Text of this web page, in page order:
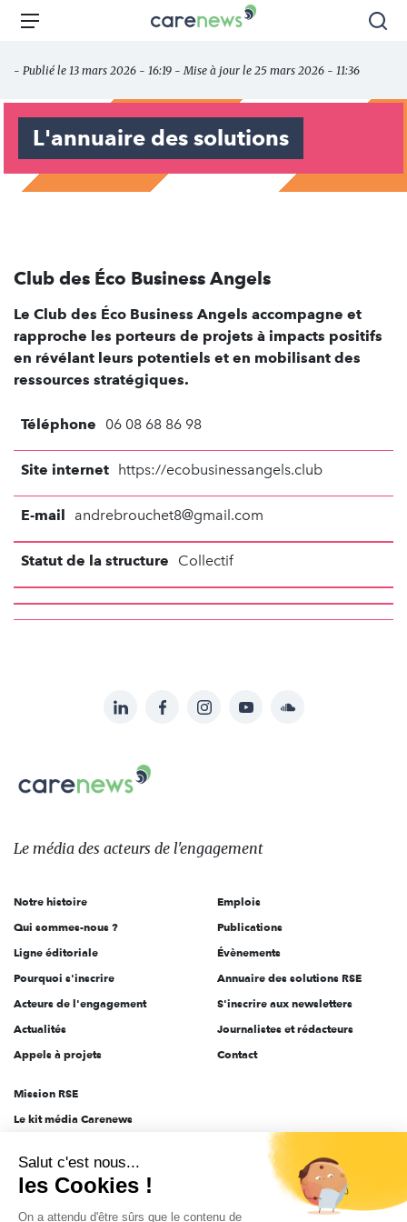
Aller
principal
Carenews,
des
acteurs
l'engagement
Menu
- Publié le 13 mars 2026 - 16:19 - Mise à jour le 25 mars 2026 - 11:36
L'annuaire des solutions
Club des Éco Business Angels
Le Club des Éco Business Angels accompagne et
rapproche les porteurs de projets à impacts positifs
en révélant leurs potentiels et en mobilisant des
ressources stratégiques.
Téléphone 06 08 68 86 98
Site internet https://ecobusinessangels.club
E-mail andrebrouchet8@gmail.com
Statut de la structure Collectif
sur:
LinkedInFacebookInstagramYouTubeSoundcloud
Carenews,
Le
des
l'engagement
Le média des acteurs de l'engagement
Notre histoire
Qui sommes-nous ?
Ligne éditoriale
Pourquoi s'inscrire
Acteurs de l'engagement
Actualités
Appels à projets
Emplois
Publications
Évènements
Annuaire des solutions RSE
S'inscrire aux newsletters
Journalistes et rédacteurs
Contact
Mission RSE
Le kit média Carenews
AEF info
Novethic
Salut c'est nous...
les Cookies !
On a attendu d'être sûrs que le contenu de